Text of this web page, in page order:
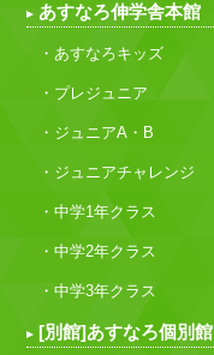
あすなろ伸学舎本館
・あすなろキッズ
・プレジュニア
・ジュニアA・B
・ジュニアチャレンジ
・中学1年クラス
・中学2年クラス
・中学3年クラス
[別館]あすなろ個別館